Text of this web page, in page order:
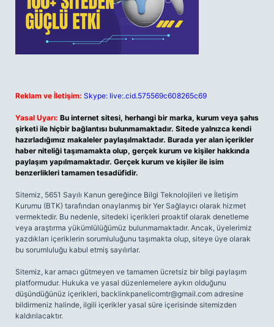
Reklam ve İletişim: Skype: live:.cid.575569c608265c69
Yasal Uyarı: Bu internet sitesi, herhangi bir marka, kurum veya şahıs
şirketi ile hiçbir bağlantısı bulunmamaktadır. Sitede yalnızca kendi
hazırladığımız makaleler paylaşılmaktadır. Burada yer alan içerikler
haber niteliği taşımamakta olup, gerçek kurum ve kişiler hakkında
paylaşım yapılmamaktadır. Gerçek kurum ve kişiler ile isim
benzerlikleri tamamen tesadüfidir.
Sitemiz, 5651 Sayılı Kanun gereğince Bilgi Teknolojileri ve İletişim
Kurumu (BTK) tarafından onaylanmış bir Yer Sağlayıcı olarak hizmet
vermektedir. Bu nedenle, sitedeki içerikleri proaktif olarak denetleme
veya araştırma yükümlülüğümüz bulunmamaktadır. Ancak, üyelerimiz
yazdıkları içeriklerin sorumluluğunu taşımakta olup, siteye üye olarak
bu sorumluluğu kabul etmiş sayılırlar.
Sitemiz, kar amacı gütmeyen ve tamamen ücretsiz bir bilgi paylaşım
platformudur. Hukuka ve yasal düzenlemelere aykırı olduğunu
düşündüğünüz içerikleri, backlinkpanelicomtr@gmail.com adresine
bildirmeniz halinde, ilgili içerikler yasal süre içerisinde sitemizden
kaldırılacaktır.